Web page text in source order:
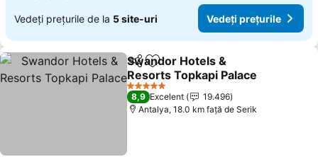
Vedeți prețurile de la 5 site-uri Vedeți prețurile
DistribuițiAdăugaţi la favorite
Swandor Hotels &
Resorts Topkapi Palace
5 Stele
8,9 Excelent
19.496
Antalya, 18.0 km faţă de Serik